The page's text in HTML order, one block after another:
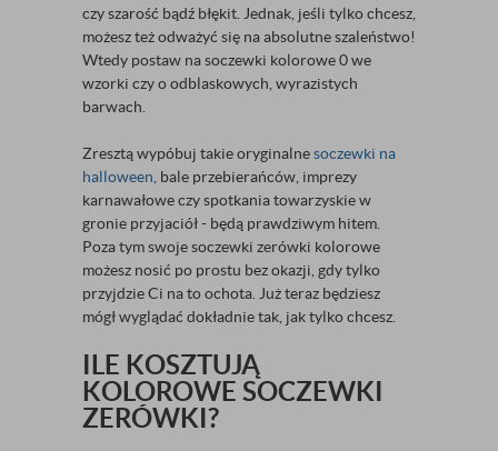
czy szarość bądź błękit. Jednak, jeśli tylko chcesz,
możesz też odważyć się na absolutne szaleństwo!
Wtedy postaw na soczewki kolorowe 0 we
wzorki czy o odblaskowych, wyrazistych
barwach.
Zresztą wypóbuj takie oryginalnesoczewki na
halloween , bale przebierańców, imprezy
karnawałowe czy spotkania towarzyskie w
gronie przyjaciół - będą prawdziwym hitem.
Poza tym swoje soczewki zerówki kolorowe
możesz nosić po prostu bez okazji, gdy tylko
przyjdzie Ci na to ochota. Już teraz będziesz
mógł wyglądać dokładnie tak, jak tylko chcesz.
ILE KOSZTUJĄ
KOLOROWE SOCZEWKI
ZERÓWKI?